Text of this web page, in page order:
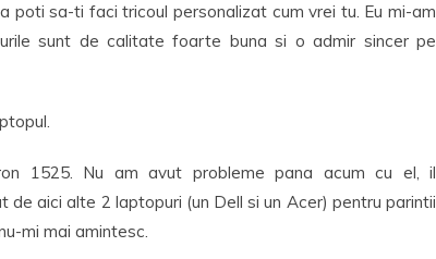
poti sa-ti faci tricoul personalizat cum vrei tu. Eu mi-am
sunt de calitate foarte buna si o admir sincer pe
1525. Nu am avut probleme pana acum cu el, il
de aici alte 2 laptopuri (un Dell si un Acer) pentru parintii
mi mai amintesc.